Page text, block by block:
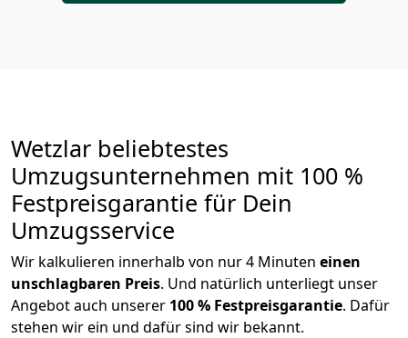
Wetzlar beliebtestes
Umzugsunternehmen mit 100 %
Festpreisgarantie für Dein
Umzugsservice
Wir kalkulieren innerhalb von nur 4 Minuten einen
unschlagbaren Preis. Und natürlich unterliegt unser
Angebot auch unserer 100 % Festpreisgarantie. Dafür
stehen wir ein und dafür sind wir bekannt.